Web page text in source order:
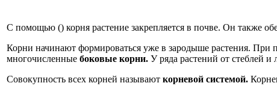
С помощью () корня растение закрепляется в почве. Он также
Корни начинают формироваться уже в зародыше растения. При
многочисленные боковые корни. У ряда растений от стеблей и
Совокупность всех корней называют корневой системой.